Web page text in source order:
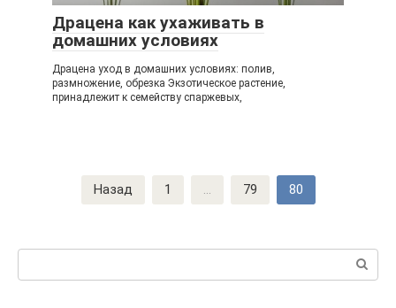
Драцена как ухаживать в
домашних условиях
Драцена уход в домашних условиях: полив,
размножение, обрезка Экзотическое растение,
принадлежит к семейству спаржевых,
Назад 1 79 80